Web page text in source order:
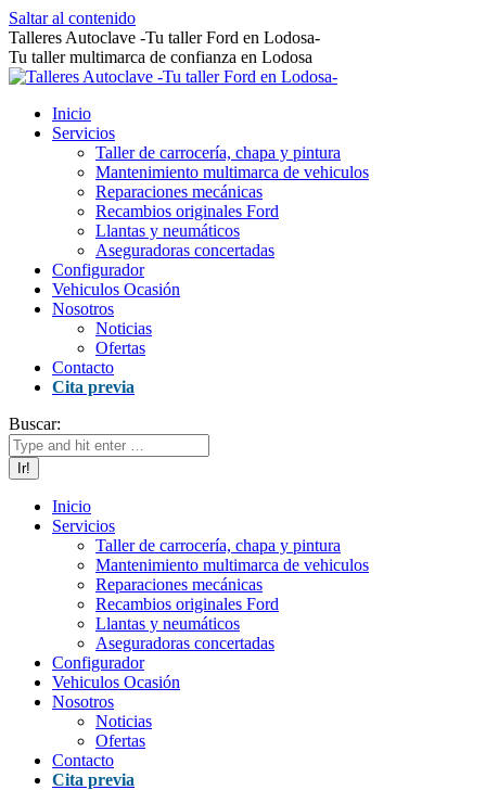
Saltar al contenido
Talleres Autoclave -Tu taller Ford en Lodosa-
Tu taller multimarca de confianza en Lodosa
Inicio
Servicios
Taller de carrocería, chapa y pintura
Mantenimiento multimarca de vehiculos
Reparaciones mecánicas
Recambios originales Ford
Llantas y neumáticos
Aseguradoras concertadas
Configurador
Vehiculos Ocasión
Nosotros
Noticias
Ofertas
Contacto
Cita previa
Buscar:
Inicio
Servicios
Taller de carrocería, chapa y pintura
Mantenimiento multimarca de vehiculos
Reparaciones mecánicas
Recambios originales Ford
Llantas y neumáticos
Aseguradoras concertadas
Configurador
Vehiculos Ocasión
Nosotros
Noticias
Ofertas
Contacto
Cita previa